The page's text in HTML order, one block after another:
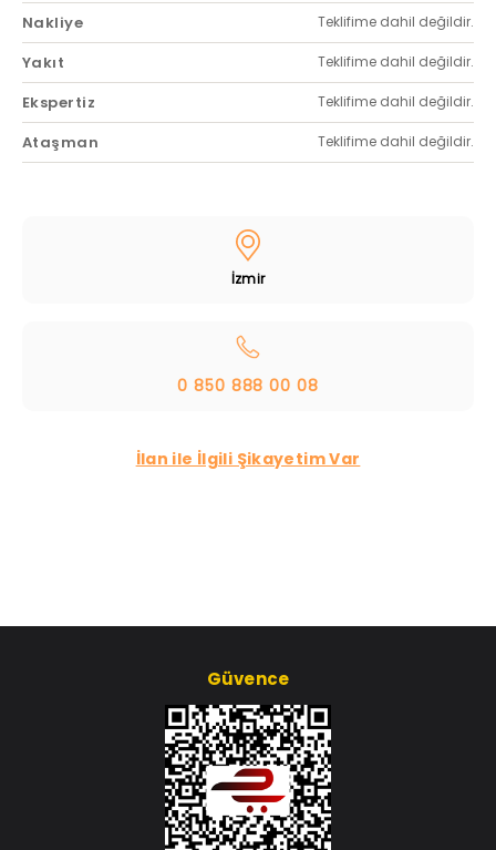
Nakliye Teklifime dahil değildir.
Yakıt Teklifime dahil değildir.
Ekspertiz Teklifime dahil değildir.
Ataşman Teklifime dahil değildir.
İzmir
0 850 888 00 08
İlan ile İlgili Şikayetim Var
Güvence